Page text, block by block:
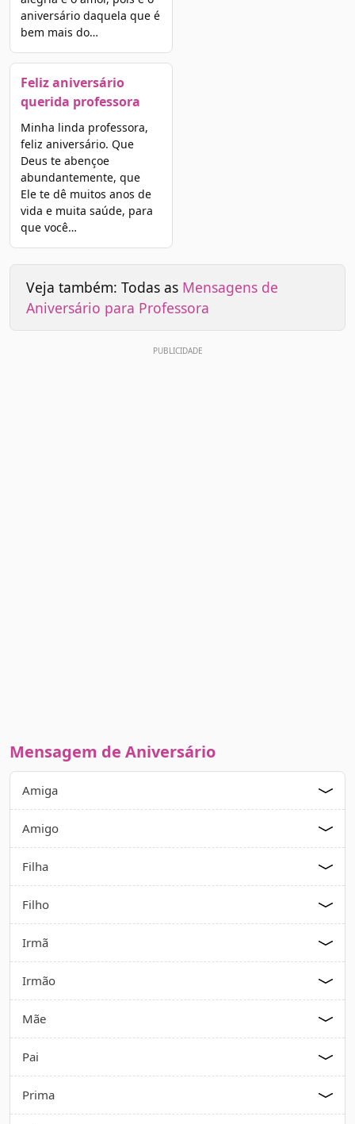
aniversário daquela que é
bem mais do…
Feliz aniversário
querida professora
Minha linda professora,
feliz aniversário. Que
Deus te abençoe
abundantemente, que
Ele te dê muitos anos de
vida e muita saúde, para
que você…
Veja também: Todas as Mensagens de
Aniversário para Professora
Mensagem de Aniversário
Amiga
Amigo
Filha
Filho
Irmã
Irmão
Mãe
Pai
Prima